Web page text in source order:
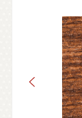
Bildergalerie